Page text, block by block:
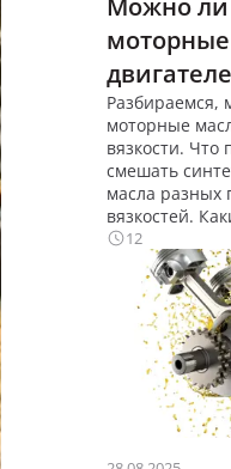
Можно
двигателе
Разбираемся,
моторные
вязкости. Что
смешать
масла разных
вязкостей.
экстренной
12